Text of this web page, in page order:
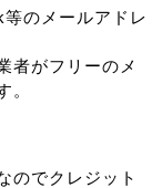
のメールアドレ
者がフリーのメ
。
のでクレジット